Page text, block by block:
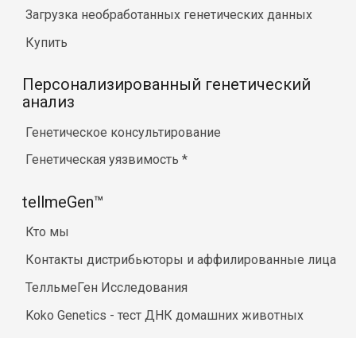
Загрузка необработанных генетических данных
Купить
Персонализированный генетический
анализ
Генетическое консультирование
Генетическая уязвимость *
tellmeGen™
Кто мы
Контакты дистрибьюторы и аффилированные лица
ТелльмеГен Исследования
Koko Genetics - тест ДНК домашних животных